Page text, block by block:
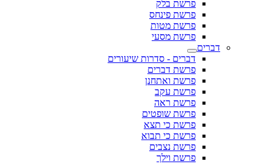
פרשת בלק
פרשת פינחס
פרשת מטות
פרשת מסעי
דברים
דברים - סדרות שיעורים
פרשת דברים
פרשת ואתחנן
פרשת עקב
פרשת ראה
פרשת שופטים
פרשת כי תצא
פרשת כי תבוא
פרשת נצבים
פרשת וילך